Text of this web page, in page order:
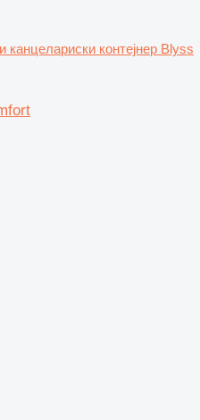
канцелариски контејнер Blyss